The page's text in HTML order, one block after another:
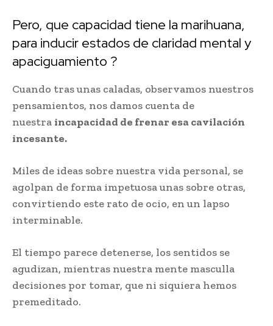
Pero, que capacidad tiene la marihuana,
para inducir estados de claridad mental y
apaciguamiento ?
Cuando tras unas caladas, observamos nuestros
pensamientos, nos damos cuenta de
nuestra incapacidad de frenar esa cavilación
incesante.
Miles de ideas sobre nuestra vida personal, se
agolpan de forma impetuosa unas sobre otras,
convirtiendo este rato de ocio, en un lapso
interminable.
El tiempo parece detenerse, los sentidos se
agudizan, mientras nuestra mente masculla
decisiones por tomar, que ni siquiera hemos
premeditado.